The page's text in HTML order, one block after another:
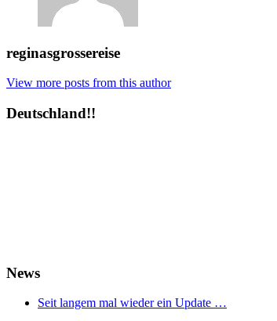
reginasgrossereise
View more posts from this author
Deutschland!!
News
Seit langem mal wieder ein Update …